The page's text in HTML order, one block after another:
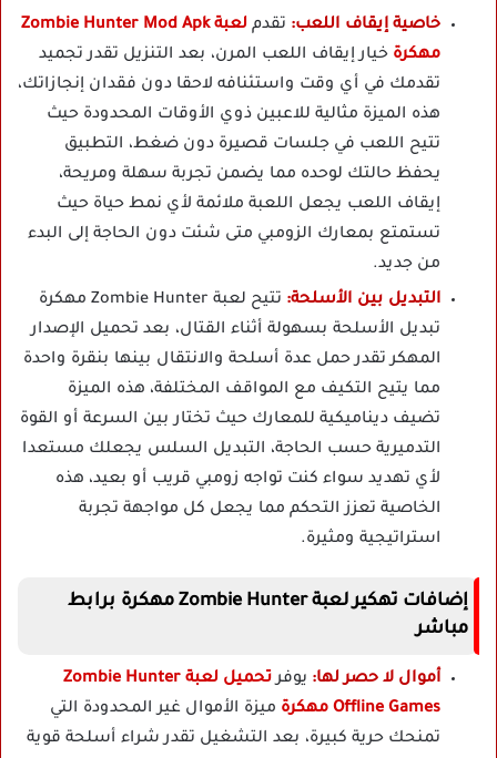
خاصية إيقاف اللعب: تقدم
لعبة Zombie Hunter Mod Apk
مهكرة خيار إيقاف اللعب المرن، بعد التنزيل تقدر تجميد
تقدمك في أي وقت واستئنافه لاحقا دون فقدان إنجازاتك،
هذه الميزة مثالية للاعبين ذوي الأوقات المحدودة حيث
تتيح اللعب في جلسات قصيرة دون ضغط، التطبيق
يحفظ حالتك لوحده مما يضمن تجربة سهلة ومريحة،
إيقاف اللعب يجعل اللعبة ملائمة لأي نمط حياة حيث
تستمتع بمعارك الزومبي متى شئت دون الحاجة إلى البدء
من جديد.
التبديل بين الأسلحة:
تتيح لعبة Zombie Hunter مهكرة
تبديل الأسلحة بسهولة أثناء القتال، بعد تحميل الإصدار
المهكر تقدر حمل عدة أسلحة والانتقال بينها بنقرة واحدة
مما يتيح التكيف مع المواقف المختلفة، هذه الميزة
تضيف ديناميكية للمعارك حيث تختار بين السرعة أو القوة
التدميرية حسب الحاجة، التبديل السلس يجعلك مستعدا
لأي تهديد سواء كنت تواجه زومبي قريب أو بعيد، هذه
الخاصية تعزز التحكم مما يجعل كل مواجهة تجربة
استراتيجية ومثيرة.
إضافات تهكير لعبة Zombie Hunter مهكرة برابط
مباشر
أموال لا حصر لها: يوفر
تحميل لعبة Zombie Hunter
Offline Games مهكرة
ميزة الأموال غير المحدودة التي
تمنحك حرية كبيرة، بعد التشغيل تقدر شراء أسلحة قوية